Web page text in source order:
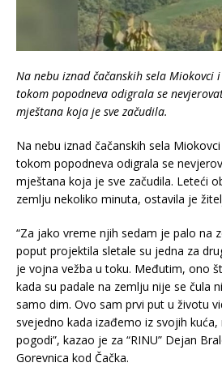
Na nebu iznad čačanskih sela Miokovci
tokom popodneva odigrala se
mještana koja je sve začudila.
Na nebu iznad čačanskih sela
tokom popodneva odigrala se
mještana koja je sve začudila. Leteći
zemlju nekoliko minuta, ostavila je
“Za jako vreme njih sedam je palo na
poput projektila sletale su jedna za
je vojna vežba u toku. Međutim, ono
kada su padale na zemlju nije se čula
samo dim. Ovo sam prvi put u životu
svejedno kada izađemo iz svojih
pogodi”, kazao je za “RINU” Dejan
Gorevnica kod Čačka.